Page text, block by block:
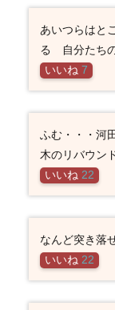
あいつらはと
る 自分たち
いいね 7
ふむ・・・河
木のリバウン
いいね 22
なんど突き落
いいね 22